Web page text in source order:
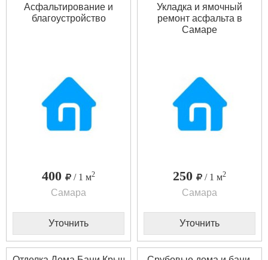
Асфальтирование и
благоустройство
400 / 1 м2
Самара
Уточнить
Укладка и ямочный
ремонт асфальта в
Самаре
250 / 1 м2
Самара
Уточнить